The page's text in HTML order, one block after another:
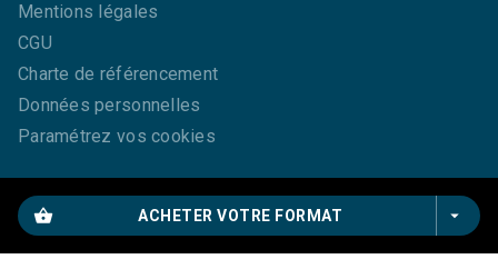
shopping_basket ACHETER VOTRE FORMAT arrow_drop_down
Mentions légales
CGU
Charte de référencement
Données personnelles
Paramétrez vos cookies